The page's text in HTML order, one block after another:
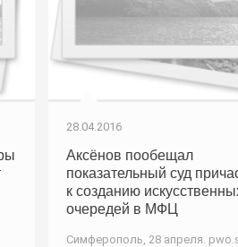
28.04.2016
Аксёнов пообещал
показательный суд
к созданию
очередей в МФЦ
Симферополь, 28 апреля.